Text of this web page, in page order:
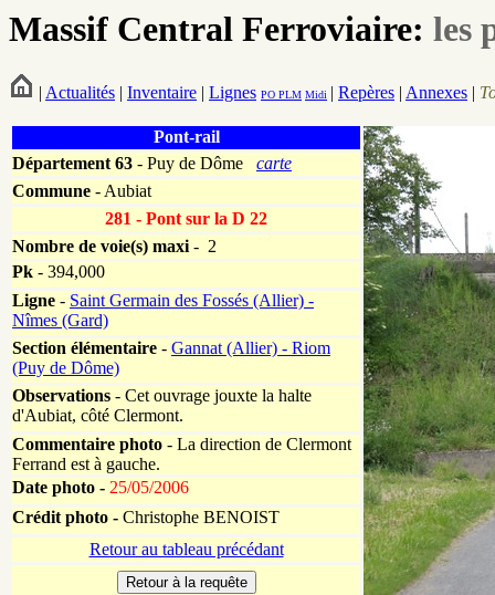
Massif Central Ferroviaire: les
| Actualités | Inventaire | Lignes PO PLM Midi | Repères | Annexes |
Pont-rail
Département63 - Puy de Dôme carte
Commune - Aubiat
281 - Pont sur la D 22
Nombre de voie(s) maxi- 2
Pk - 394,000
Ligne - Saint Germain des Fossés (Allier) -
Nîmes (Gard)
Section élémentaire - Gannat (Allier) - Riom
(Puy de Dôme)
Observations - Cet ouvrage jouxte la halte
d'Aubiat, côté Clermont.
Commentaire photo - La direction de Clermont
Ferrand est à gauche.
Date photo - 25/05/2006
Crédit photo - Christophe BENOIST
Retour au tableau précédant